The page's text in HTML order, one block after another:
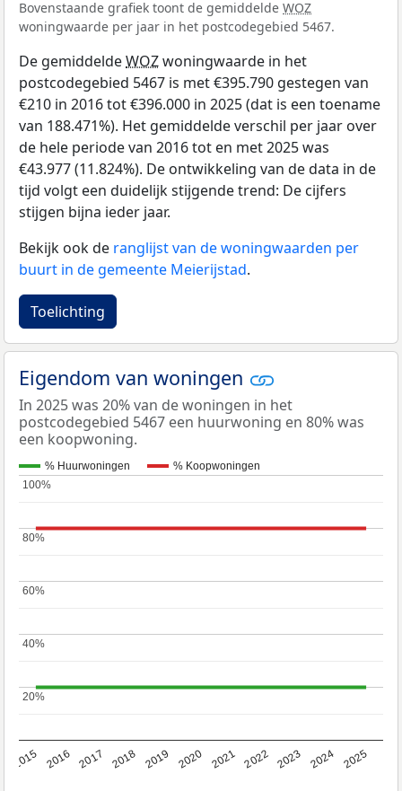
Bovenstaande grafiek toont de gemiddelde WOZ
woningwaarde per jaar in het postcodegebied 5467.
De gemiddeldeWOZwoningwaarde in het
postcodegebied 5467 is met €395.790 gestegen van
€210 in 2016 tot €396.000 in 2025 (dat is een toename
van 188.471%). Het gemiddelde verschil per jaar over
de hele periode van 2016 tot en met 2025 was
€43.977 (11.824%). De ontwikkeling van de data in de
tijd volgt een duidelijk stijgende trend: De cijfers
stijgen bijna ieder jaar.
Bekijk ook de ranglijst van de woningwaarden per
buurt in de gemeente Meierijstad.
Toelichting
Eigendom van woningen
In 2025 was 20% van de woningen in het
postcodegebied 5467 een huurwoning en 80% was
een koopwoning.
% Huurwoningen % Koopwoningen
2015 2016 2017 2018 2019 2020 2021 2022 2023 2024 2025
20%
20%
40%
40%
60%
60%
80%
80%
100%
100%